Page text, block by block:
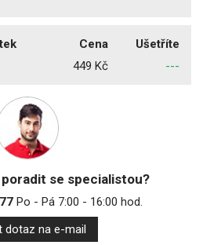
Cena
Ušetříte
449 Kč ---
se specialistou?
Po - Pá 7:00 - 16:00 hod.
dotaz na e-mail